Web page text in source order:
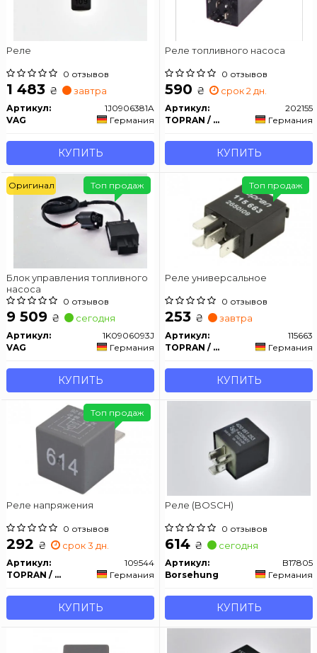
Реле
0 отзывов
1 483 ₴ завтра
Артикул:
1J0906381A
VAG
Германия
КУПИТЬ
Реле топливного насоса
0 отзывов
590 ₴ срок 2 дн.
Артикул:
202155
TOPRAN / HANS PRIES
Германия
КУПИТЬ
Блок управления топливного
насоса
0 отзывов
9 509 ₴ сегодня
Артикул:
1K0906093J
VAG
Германия
КУПИТЬ
Топ продаж
Оригинал
Реле универсальное
0 отзывов
253 ₴ завтра
Артикул:
115663
TOPRAN / HANS PRIES
Германия
КУПИТЬ
Топ продаж
Реле напряжения
0 отзывов
292 ₴ срок 3 дн.
Артикул:
109544
TOPRAN / HANS PRIES
Германия
КУПИТЬ
Топ продаж
Реле (BOSCH)
0 отзывов
614 ₴ сегодня
Артикул:
B17805
Borsehung
Германия
КУПИТЬ